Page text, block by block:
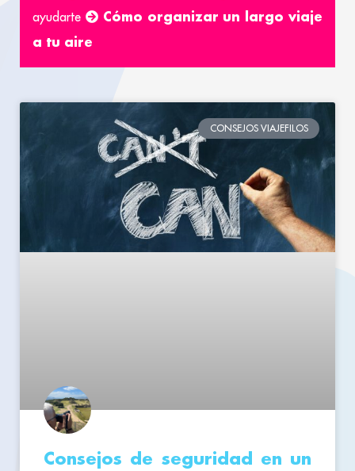
ayudarte
Cómo organizar un largo viaje
a tu aire
CONSEJOS VIAJEFILOS
Consejos de seguridad en un